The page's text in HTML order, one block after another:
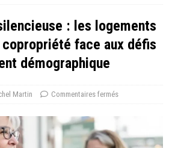
: les logements
face aux défis
démographique
Martin Commentaires fermés